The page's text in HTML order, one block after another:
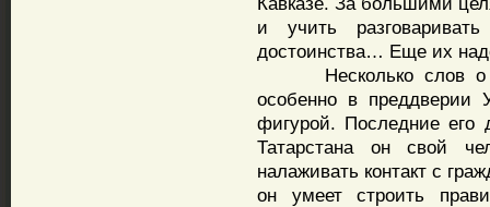
и учить
достоинства… Еще их
Несколько слов о
особенно в преддверии
фигурой. Последние его
Татарстана он свой
налаживать контакт с
он умеет строить